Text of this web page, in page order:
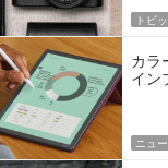
トピ
カラ
イン
ニュ